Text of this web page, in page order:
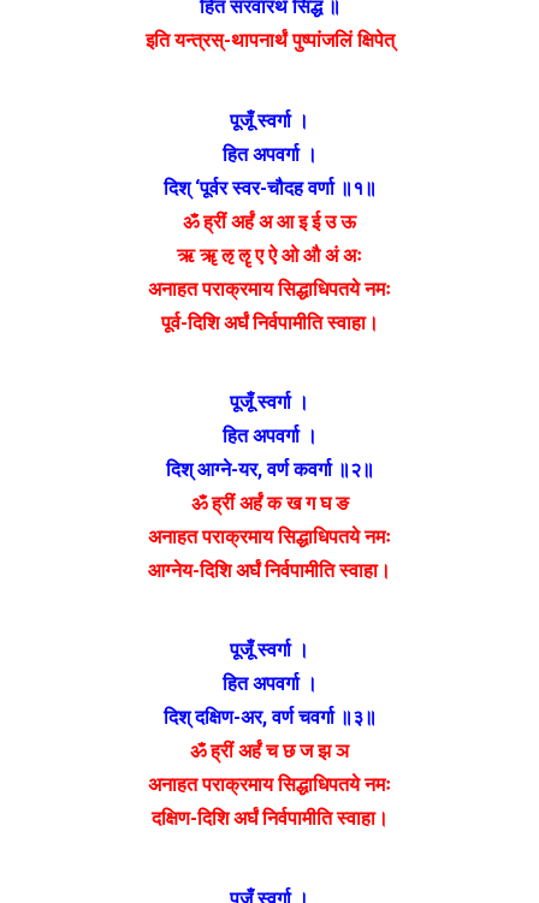
हित सरवारथ सिद्ध ॥
इति यन्त्रस्-थापनार्थं पुष्पांजलिं क्षिपेत्
पूजूँ स्वर्गा ।
हित अपवर्गा ।
दिश् ‘पूर्वर स्वर-चौदह वर्णा ॥१॥
ॐ ह्रीं अर्हं अ आ इ ई उ ऊ
ऋ ॠ ऌ ॡ ए ऐ ओ औ अं अः
अनाहत पराक्रमाय सिद्धाधिपतये नमः
पूर्व-दिशि अर्घं निर्वपामीति स्वाहा।
पूजूँ स्वर्गा ।
हित अपवर्गा ।
दिश् आग्ने-यर, वर्ण कवर्गा ॥२॥
ॐ ह्रीं अर्हं क ख ग घ ङ
अनाहत पराक्रमाय सिद्धाधिपतये नमः
आग्नेय-दिशि अर्घं निर्वपामीति स्वाहा।
पूजूँ स्वर्गा ।
हित अपवर्गा ।
दिश् दक्षिण-अर, वर्ण चवर्गा ॥३॥
ॐ ह्रीं अर्हं च छ ज झ ञ
अनाहत पराक्रमाय सिद्धाधिपतये नमः
दक्षिण-दिशि अर्घं निर्वपामीति स्वाहा।